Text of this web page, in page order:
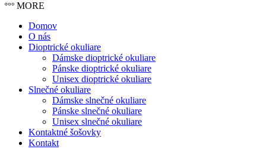
MORE
Domov
O nás
Dioptrické okuliare
Dámske dioptrické okuliare
Pánske dioptrické okuliare
Unisex dioptrické okuliare
Slnečné okuliare
Dámske slnečné okuliare
Pánske slnečné okuliare
Unisex slnečné okuliare
Kontaktné šošovky
Kontakt